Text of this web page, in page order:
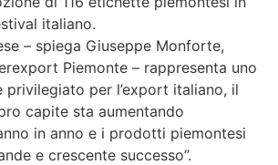
italiano.
– spiega Giuseppe Monforte,
Piemonte – rappresenta uno
privilegiato per l’export italiano, il
capite sta aumentando
in anno e i prodotti piemontesi
e crescente successo”.